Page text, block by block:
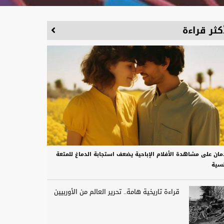
قراءة
على مشاهدة الأفلام الإباحية يضعف استجابة الدماغ للمتعة
قراءة تاريخية هامة.. تحرير العالم من الأوربيين